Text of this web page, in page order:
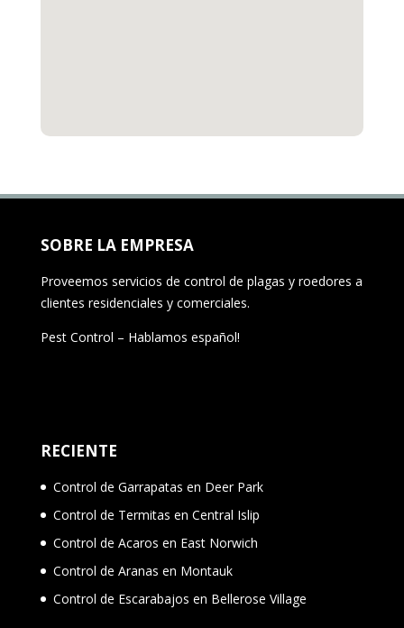
SOBRE LA EMPRESA
Proveemos servicios de control de plagas y roedores a
clientes residenciales y comerciales.
Pest Control – Hablamos español!
RECIENTE
Control de Garrapatas en Deer Park
Control de Termitas en Central Islip
Control de Acaros en East Norwich
Control de Aranas en Montauk
Control de Escarabajos en Bellerose Village